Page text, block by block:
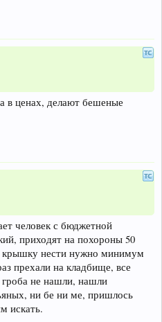
в ценах, делают бешеные
человек с бюджетной
приходят на похороны 50
нести нужно минимум
прехали на кладбище, все
гроба не нашли, нашли
ни бе ни ме, пришлось
искать.